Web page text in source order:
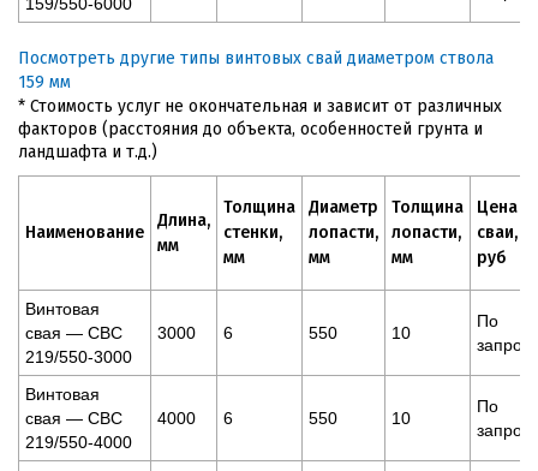
Посмотреть другие типы винтовых свай диаметром ствола
159 мм
* Стоимость услуг не окончательная и зависит от различных
факторов (расстояния до объекта, особенностей грунта и
ландшафта и т.д.)
Наименование
Длина,
мм
Толщина
стенки,
мм
Диаметр
лопасти,
мм
Толщина
лопасти,
мм
Цена
сваи,
руб
Винтовая
свая — СВС
219/550-3000
3000 6 550 10
По
запросу
Винтовая
свая — СВС
219/550-4000
4000 6 550 10
По
запросу